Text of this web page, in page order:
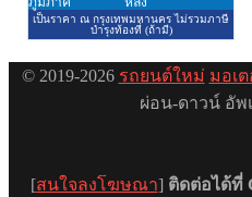
© 2019-2026 รถยนต์ใหม่ มอเ
ผ่อน-ดาวน์ อัพ
[สนใจลงโฆษณา] ติดต่อได้ที่